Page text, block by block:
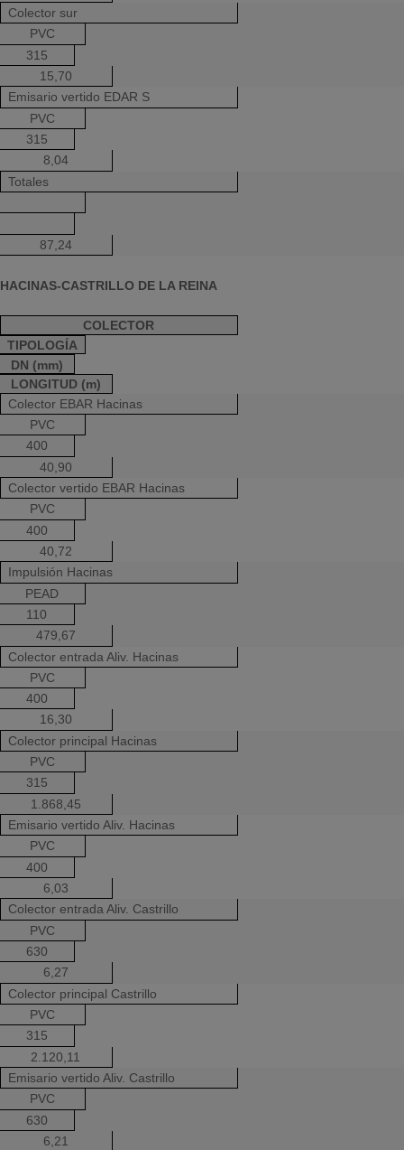
Colector sur
PVC
315
15,70
Emisario vertido EDAR S
PVC
315
8,04
Totales
87,24
HACINAS-CASTRILLO DE LA REINA
COLECTOR
TIPOLOGÍA
DN (mm)
LONGITUD (m)
Colector EBAR Hacinas
PVC
400
40,90
Colector vertido EBAR Hacinas
PVC
400
40,72
Impulsión Hacinas
PEAD
110
479,67
Colector entrada Aliv. Hacinas
PVC
400
16,30
Colector principal Hacinas
PVC
315
1.868,45
Emisario vertido Aliv. Hacinas
PVC
400
6,03
Colector entrada Aliv. Castrillo
PVC
630
6,27
Colector principal Castrillo
PVC
315
2.120,11
Emisario vertido Aliv. Castrillo
PVC
630
6,21